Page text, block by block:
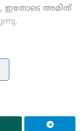
ഇതോടെ അമിത്
സംഭവം
ഇടപെടൽ